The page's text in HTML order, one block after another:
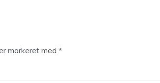
markeret med *